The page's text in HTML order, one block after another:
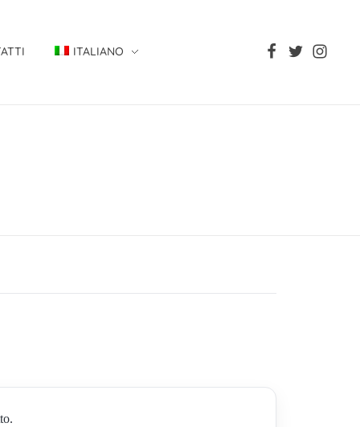
ITALIANO